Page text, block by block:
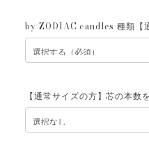
by ZODIAC candles 種類【
【通常サイズの方】芯の本数